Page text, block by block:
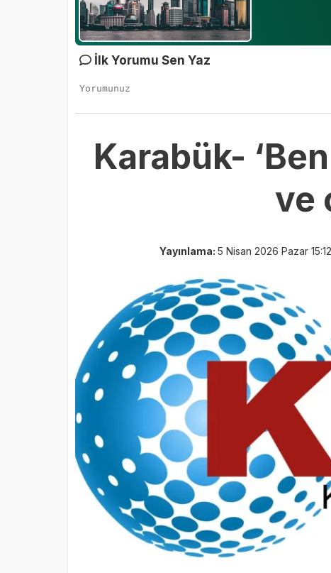
İlk Yorumu Sen Yaz
Karabük-
ve
Yayınlama: 5 Nisan 2026 Pazar 15:12